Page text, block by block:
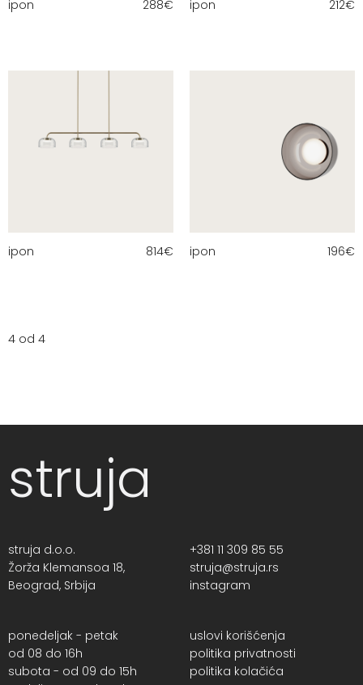
ipon 288€ ipon 212€
ipon 814€ ipon 196€
4 od 4
struja
struja d.o.o.
Žorža Klemansoa 18,
Beograd, Srbija
+381 11 309 85 55
struja@struja.rs
instagram
ponedeljak - petak
od 08 do 16h
subota - od 09 do 15h
uslovi korišćenja
politika privatnosti
politika kolačića